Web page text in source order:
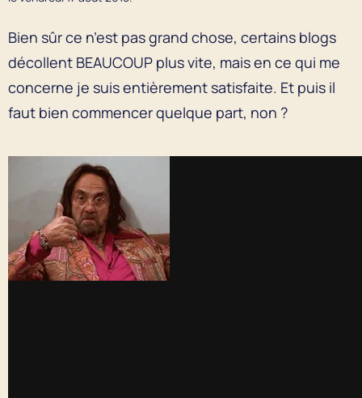
Bien sûr ce n’est pas grand chose, certains blogs
décollent BEAUCOUP plus vite, mais en ce qui me
concerne je suis entièrement satisfaite. Et puis il
faut bien commencer quelque part, non ?